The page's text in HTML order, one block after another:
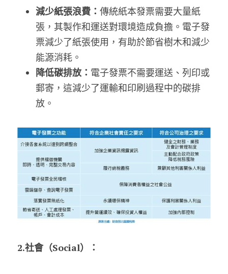
減少紙張浪費： 傳統紙本發票需要大量紙
張，其製作和運送對環境造成負擔。電子發
票減少了紙張使用，有助於節省樹木和減少
能源消耗。
降低碳排放： 電子發票不需要運送、列印或
郵寄，這減少了運輸和印刷過程中的碳排
放。
2.社會（Social）：